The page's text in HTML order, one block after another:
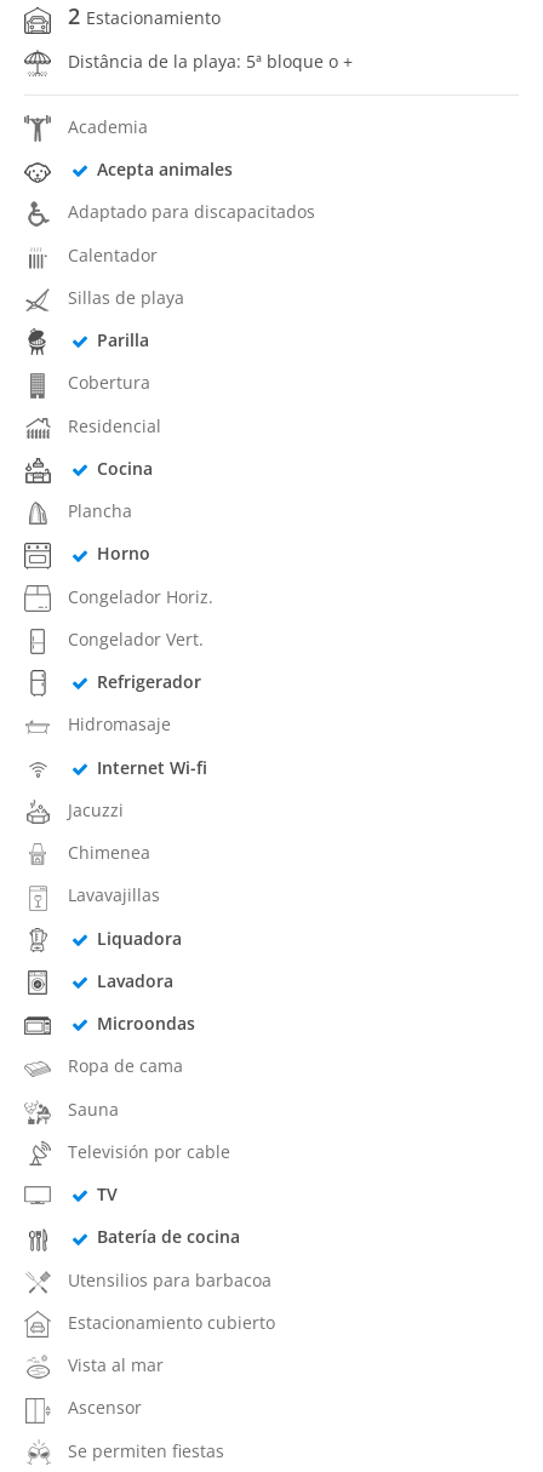
2 Estacionamiento
Distância de la playa: 5ª bloque o +
Academia
Acepta animales
Adaptado para discapacitados
Calentador
Sillas de playa
Parilla
Cobertura
Residencial
Cocina
Plancha
Horno
Congelador Horiz.
Congelador Vert.
Refrigerador
Hidromasaje
Internet Wi-fi
Jacuzzi
Chimenea
Lavavajillas
Liquadora
Lavadora
Microondas
Ropa de cama
Sauna
Televisión por cable
TV
Batería de cocina
Utensilios para barbacoa
Estacionamiento cubierto
Vista al mar
Ascensor
Se permiten fiestas